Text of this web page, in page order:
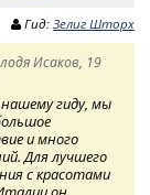
Гид:Зелиг Шторх
Исаков, 19
гиду, мы
и много
Для лучшего
с красотами